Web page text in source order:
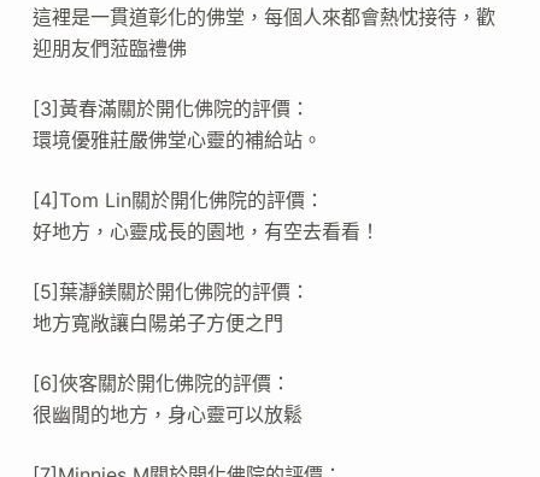
這裡是一貫道彰化的佛堂，每個人來都會熱忱接待，歡
迎朋友們蒞臨禮佛
[3]黃春滿關於開化佛院的評價：
環境優雅莊嚴佛堂心靈的補給站。
[4]Tom Lin關於開化佛院的評價：
好地方，心靈成長的園地，有空去看看！
[5]葉瀞鎂關於開化佛院的評價：
地方寬敞讓白陽弟子方便之門
[6]俠客關於開化佛院的評價：
很幽閒的地方，身心靈可以放鬆